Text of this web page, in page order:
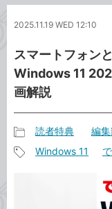
ッ
2025.11.19 WED 12:10
スマートフォン
Windows 11
画解説
事
読者特典 編
Windows 11